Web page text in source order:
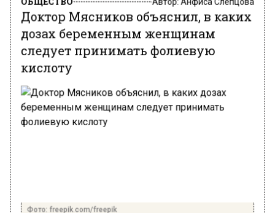
Доктор Мясников объяснил, в каких
дозах беременным женщинам
следует принимать фолиевую
кислоту
Фото: freepik.com/freepik